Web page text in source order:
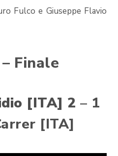
Fulco e Giuseppe Flavio
Finale
[ITA] 2 – 1
[ITA]